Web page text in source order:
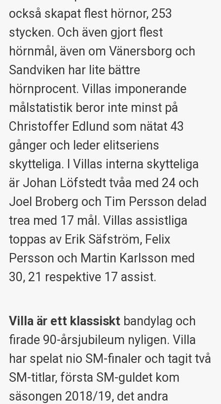
också skapat flest hörnor, 253
stycken. Och även gjort flest
hörnmål, även om Vänersborg och
Sandviken har lite bättre
hörnprocent. Villas imponerande
målstatistik beror inte minst på
Christoffer Edlund som nätat 43
gånger och leder elitseriens
skytteliga. I Villas interna skytteliga
är Johan Löfstedt tvåa med 24 och
Joel Broberg och Tim Persson delad
trea med 17 mål. Villas assistliga
toppas av Erik Säfström, Felix
Persson och Martin Karlsson med
30, 21 respektive 17 assist.
Villa är ett klassisktbandylag och
firade 90-årsjubileum nyligen. Villa
har spelat nio SM-finaler och tagit två
SM-titlar, första SM-guldet kom
säsongen 2018/19, det andra